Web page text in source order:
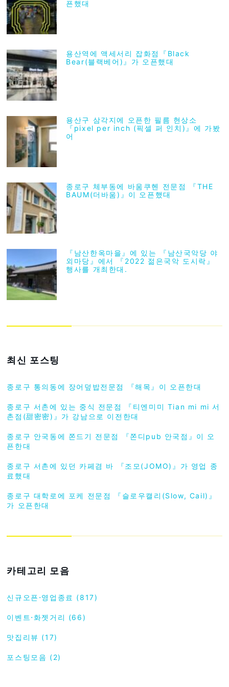
픈했대
용산역에 액세서리 잡화점『Black
Bear(블랙베어)』가 오픈했대
용산구 삼각지에 오픈한 필름 현상소
『pixel per inch (픽셀 퍼 인치)』에 가봤
어
종로구 체부동에 바움쿠헨 전문점 『THE
BAUM(더바움)』이 오픈했대
『남산한옥마을』에 있는 『남산국악당 야
외마당』에서 『2022 젊은국악 도시락』
행사를 개최한대.
최신 포스팅
종로구 통의동에 장어덮밥전문점 『해목』이 오픈한대
종로구 서촌에 있는 중식 전문점 『티엔미미 Tian mi mi 서
촌점(甜密密)』가 강남으로 이전한대
종로구 안국동에 쫀드기 전문점 『쫀디pub 안국점』이 오
픈한대
종로구 서촌에 있던 카페겸 바 『조모(JOMO)』가 영업 종
료했대
종로구 대학로에 포케 전문점 『슬로우캘리(Slow, Cail)』
가 오픈한대
카테고리 모음
신규오픈⋅영업종료 (817)
이벤트⋅화젯거리 (66)
맛집리뷰 (17)
포스팅모음 (2)